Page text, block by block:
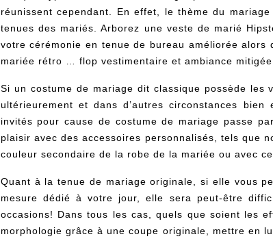
réunissent cependant. En effet, le thème du
tenues des mariés. Arborez une veste de marié
votre cérémonie en tenue de bureau améliorée
mariée rétro … flop vestimentaire et ambiance
Si un costume de mariage dit classique possède les
ultérieurement et dans d’autres circonstances
invités pour cause de costume de mariage passe
plaisir avec des accessoires personnalisés, tels que
couleur secondaire de la robe de la mariée ou avec
Quant à la tenue de mariage originale, si elle vous
mesure dédié à votre jour, elle sera peut-être
occasions! Dans tous les cas, quels que soient les
morphologie grâce à une coupe originale, mettre en